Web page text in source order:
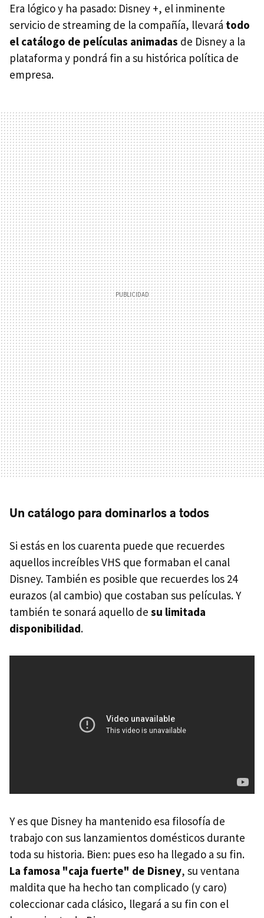
Era lógico y ha pasado: Disney +, el inminente
servicio de streaming de la compañía, llevará todo
el catálogo de películas animadas de Disney a la
plataforma y pondrá fin a su histórica política de
empresa.
Un catálogo para dominarlos a todos
Si estás en los cuarenta puede que recuerdes
aquellos increíbles VHS que formaban el canal
Disney. También es posible que recuerdes los 24
eurazos (al cambio) que costaban sus películas. Y
también te sonará aquello de su limitada
disponibilidad.
Y es que Disney ha mantenido esa filosofía de
trabajo con sus lanzamientos domésticos durante
toda su historia. Bien: pues eso ha llegado a su fin.
La famosa "caja fuerte" de Disney, su ventana
maldita que ha hecho tan complicado (y caro)
coleccionar cada clásico, llegará a su fin con el